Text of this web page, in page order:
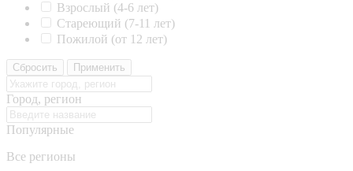
Взрослый (4-6 лет)
Стареющий (7-11 лет)
Пожилой (от 12 лет)
Сбросить Применить
Город, регион
Популярные
Все регионы